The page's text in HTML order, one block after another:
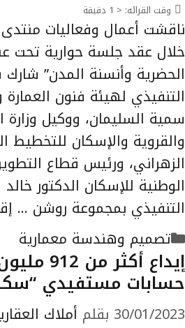
وقت القرائه: < 1 دقيقة
ناقشت أعمال وفعاليات
خلال عقد جلسة حوارية تحت
الحضرية وأنسنة المدن”
التنفيذي لهيئة فنون العمارة
سمية السليمان، ووكيل وزارة
والقروية والإسكان للتخطيط
الزهراني، ورئيس قطاع
الوطنية للإسكان الدكتور
التنفيذي بمجموعة روشن …
التصنيفات
تصميم وهندسة معمارية
إيداع
حسابات مستفيدي
30/01/2023 بقلم أملاك